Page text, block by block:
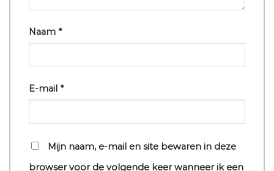
Naam *
E-mail *
Mijn naam, e-mail en site bewaren in deze
browser voor de volgende keer wanneer ik een